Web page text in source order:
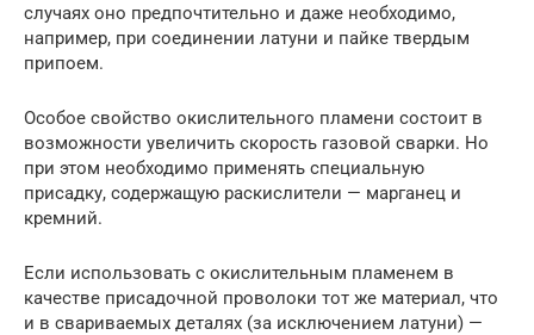
случаях оно предпочтительно и даже необходимо,
например, при соединении латуни и пайке твердым
припоем.
Особое свойство окислительного пламени состоит в
возможности увеличить скорость газовой сварки. Но
при этом необходимо применять специальную
присадку, содержащую раскислители — марганец и
кремний.
Если использовать с окислительным пламенем в
качестве присадочной проволоки тот же материал, что
и в свариваемых деталях (за исключением латуни) —